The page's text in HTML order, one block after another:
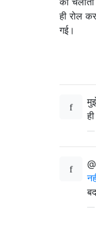
ही रोल
गई।